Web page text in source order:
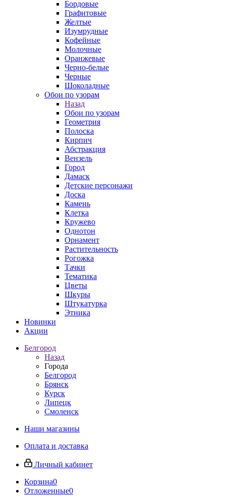
Бордовые
Графитовые
Желтые
Изумрудные
Кофейные
Молочные
Оранжевые
Черно-белые
Черные
Шоколадные
Обои по узорам
Назад
Обои по узорам
Геометрия
Полоска
Кирпич
Абстракция
Вензель
Город
Дамаск
Детские персонажи
Доска
Камень
Клетка
Кружево
Однотон
Орнамент
Растительность
Рогожка
Тачки
Тематика
Цветы
Шкуры
Штукатурка
Этника
Новинки
Акции
Белгород
Назад
Города
Белгород
Брянск
Курск
Липецк
Смоленск
Наши магазины
Оплата и доставка
Личный кабинет
Корзина0
Отложенные0